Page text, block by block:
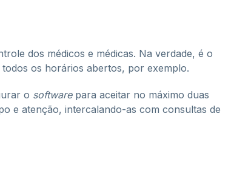
dos médicos e médicas. Na verdade, é o
os horários abertos, por exemplo.
o softwarepara aceitar no máximo duas
e atenção, intercalando-as com consultas de